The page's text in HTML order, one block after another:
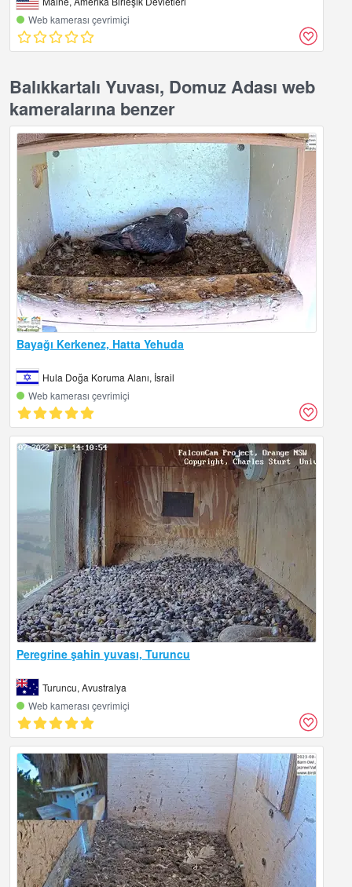
Web kamerası çevrimiçi
Balıkkartalı Yuvası, Domuz Adası web
kameralarına benzer
Bayağı Kerkenez, Hatta Yehuda
Hula Doğa Koruma Alanı, İsrail
Web kamerası çevrimiçi
Peregrine şahin yuvası, Turuncu
Turuncu, Avustralya
Web kamerası çevrimiçi